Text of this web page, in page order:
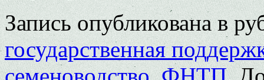
Запись опубликована в
государственная